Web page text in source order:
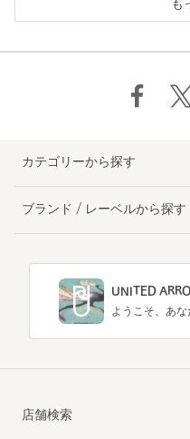
も
カテゴリーから探す
ブランド / レーベルから探す
UNITED
ようこそ、あ
店舗検索